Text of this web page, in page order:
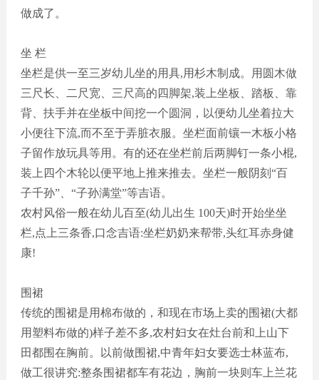
做成了。
坐 栏
坐栏是供一至三岁幼儿坐的用具,用杉木制成。用圆木做
三尺长、二尺宽、三尺高的四脚架,装上坐板、踏板、靠
背、扶手并在坐板中间挖一个圆洞，以便幼儿坐着拉大
小便往下流,而不至于弄脏衣服。坐栏面前镶一木板小格
子留作放玩具等用。有的还在坐栏前后两脚钉一条小棍,
装上四个木轮以便平地上推来推去。坐栏一般阴刻“百
子千孙”、“子孙满堂”等吉语。
农村风俗一般在幼儿百至(幼儿出生 100天)时开始坐坐
栏,点上三条香,口念吉语:坐栏奶奶来帮带,头红耳赤身健
康!
围裙
传统的围裙是用棉布做的，和现在市场上卖的围裙(大都
用塑料布做的)样子差不多,农村妇女在灶台前和上山下
田都围在胸前。以前做围裙,中青年妇女要选士林蓝布,
做工很讲究:整条围裙都车有花边，胸前一块则车上兰花